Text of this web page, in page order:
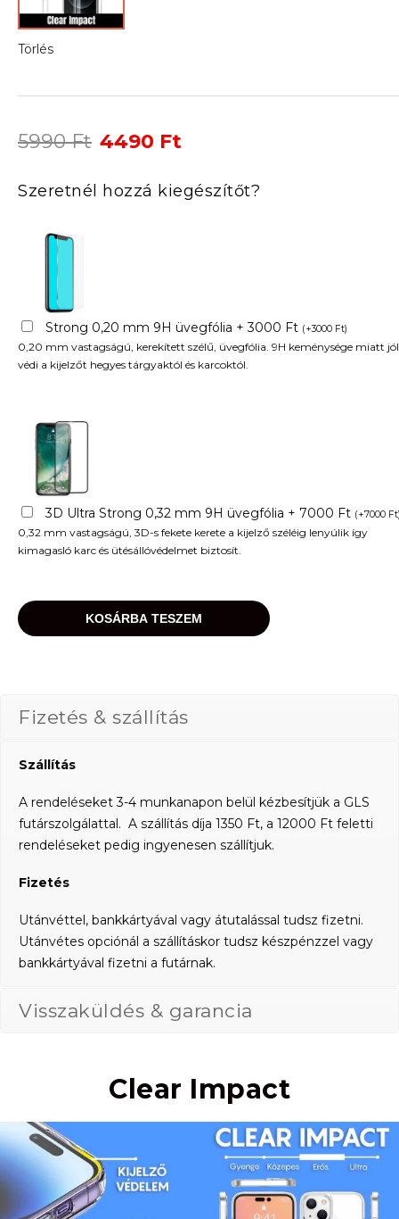
Törlés
5990Ft Original
was:
5990 Ft.
4490 Ft
is:
4490 Ft.
Szeretnél hozzá kiegészítőt?
Strong 0,20 mm 9H üvegfólia + 3000 Ft (+3000 Ft)
0,20 mm vastagságú, kerekített szélű, üvegfólia. 9H keménysége miatt jól
védi a kijelzőt hegyes tárgyaktól és karcoktól.
3D Ultra Strong 0,32 mm 9H üvegfólia + 7000 Ft (+7000 Ft
0,32 mm vastagságú, 3D-s fekete kerete a kijelző széléig lenyúlik így
kimagasló karc és ütésállóvédelmet biztosít.
KOSÁRBA TESZEM
Fizetés & szállítás
Szállítás
A rendeléseket 3-4 munkanapon belül kézbesítjük a GLS
futárszolgálattal. A szállítás díja 1350 Ft, a 12000 Ft feletti
rendeléseket pedig ingyenesen szállítjuk.
Fizetés
Utánvéttel, bankkártyával vagy átutalással tudsz fizetni.
Utánvétes opciónál a szállításkor tudsz készpénzzel vagy
bankkártyával fizetni a futárnak.
Visszaküldés & garancia
Clear Impact